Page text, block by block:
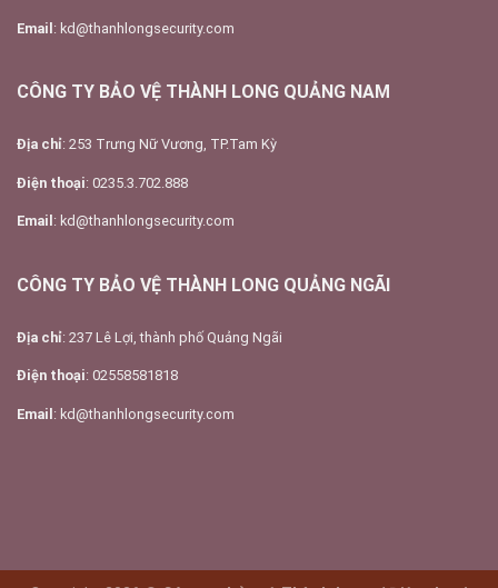
Email: kd@thanhlongsecurity.com
CÔNG TY BẢO VỆ THÀNH LONG QUẢNG NAM
Địa chỉ: 253 Trưng Nữ Vương, TP.Tam Kỳ
Điện thoại: 0235.3.702.888
Email : kd@thanhlongsecurity.com
CÔNG TY BẢO VỆ THÀNH LONG QUẢNG NGÃI
Địa chỉ: 237 Lê Lợi, thành phố Quảng Ngãi
Điện thoại: 02558581818
Email : kd@thanhlongsecurity.com